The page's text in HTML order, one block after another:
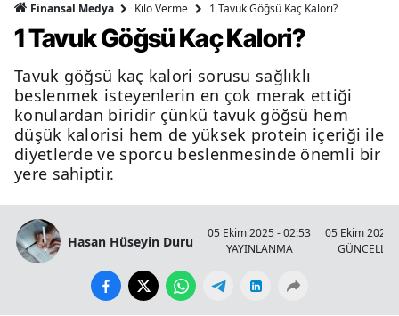
Finansal Medya Kilo Verme 1 Tavuk Göğsü Kaç Kalori?
1 Tavuk Göğsü Kaç Kalori?
Tavuk göğsü kaç kalori sorusu sağlıklı
beslenmek isteyenlerin en çok merak ettiği
konulardan biridir çünkü tavuk göğsü hem
düşük kalorisi hem de yüksek protein içeriği ile
diyetlerde ve sporcu beslenmesinde önemli bir
yere sahiptir.
Hasan Hüseyin Duru
05 Ekim 2025 - 02:53
YAYINLANMA
05 Ekim 2025